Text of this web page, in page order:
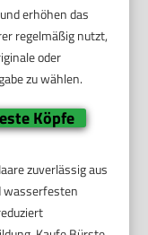
erhöhen das
regelmäßig nutzt,
oder
zu wählen.
Köpfe
zuverlässig aus
wasserfesten